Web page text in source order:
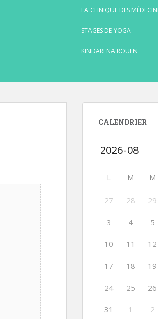
LA CLINIQUE DES
STAGES DE YOGA
KINDARENA ROUEN
CALENDRIER
L M M
27 28 29
3 4 5
10 11 12
17 18 19
24 25 26
31 1 2